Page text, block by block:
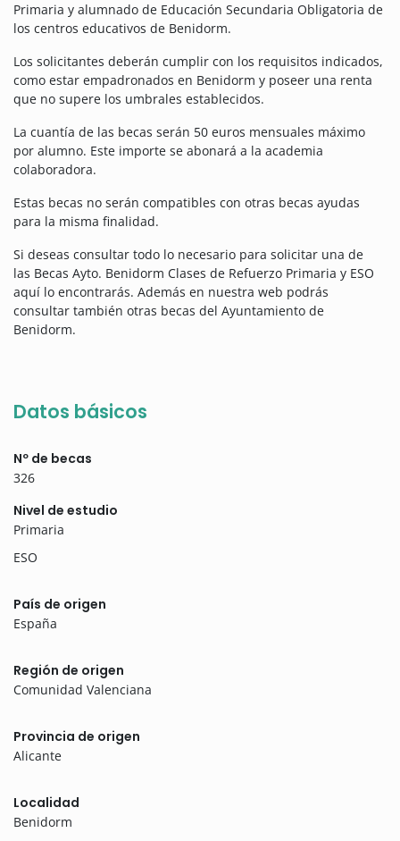
Primaria y alumnado de Educación Secundaria Obligatoria de
los centros educativos de Benidorm.
Los solicitantes deberán cumplir con los requisitos indicados,
como estar empadronados en Benidorm y poseer una renta
que no supere los umbrales establecidos.
La cuantía de las becas serán 50 euros mensuales máximo
por alumno. Este importe se abonará a la academia
colaboradora.
Estas becas no serán compatibles con otras becas ayudas
para la misma finalidad.
Si deseas consultar todo lo necesario para solicitar una de
las Becas Ayto. Benidorm Clases de Refuerzo Primaria y ESO
aquí lo encontrarás. Además en nuestra web podrás
consultar también otras becas del Ayuntamiento de
Benidorm.
Datos básicos
Nº de becas
326
Nivel de estudio
Primaria
ESO
País de origen
España
Región de origen
Comunidad Valenciana
Provincia de origen
Alicante
Localidad
Benidorm